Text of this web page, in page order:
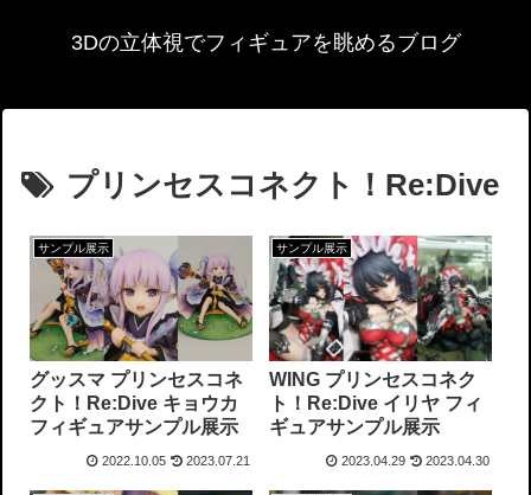
3Dの立体視でフィギュアを眺めるブログ
プリンセスコネクト！Re:Dive
サンプル展示
グッスマ プリンセスコネ
クト！Re:Dive キョウカ
フィギュアサンプル展示
2022.10.05 2023.07.21
サンプル展示
WING プリンセスコネク
ト！Re:Dive イリヤ フィ
ギュアサンプル展示
2023.04.29 2023.04.30